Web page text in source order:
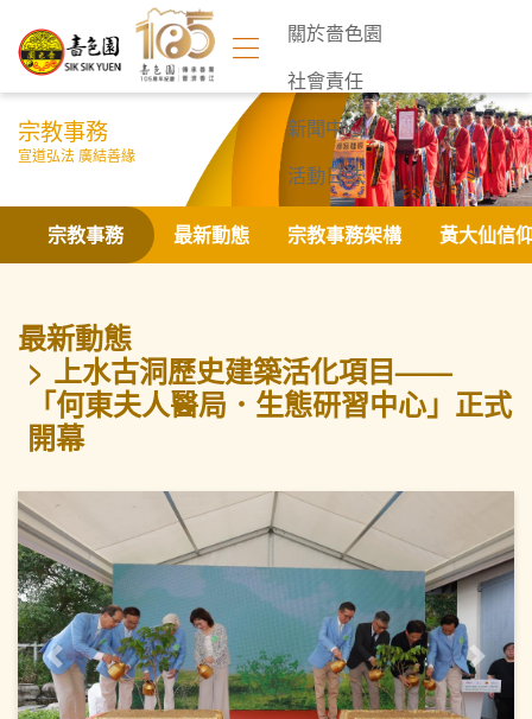
關於嗇色園
社會責任
新聞中心
活動日誌
聯絡我們
宗教事務
宣道弘法 廣結善緣
宗教事務 最新動態 宗教事務架構 黃大仙信
最新動態
上水古洞歷史建築活化項目——
「何東夫人醫局．生態研習中心」正式
開幕
上一頁 下一頁